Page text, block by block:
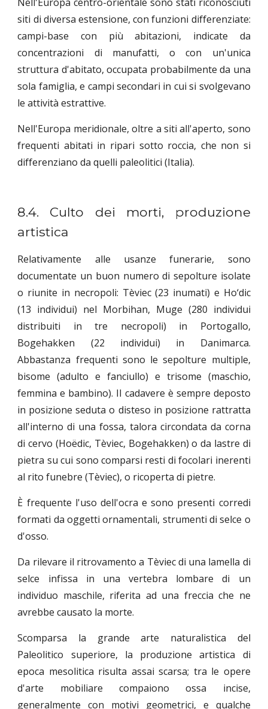
siti di diversa estensione, con funzioni differenziate:
campi-base con più abitazioni, indicate da
concentrazioni di manufatti, o con un'unica
struttura d'abitato, occupata probabilmente da una
sola famiglia, e campi secondari in cui si svolgevano
le attività estrattive.
Nell'Europa meridionale, oltre a siti all'aperto, sono
frequenti abitati in ripari sotto roccia, che non si
differenziano da quelli paleolitici (Italia).
8.4. Culto dei morti, produzione
artistica
Relativamente alle usanze funerarie, sono
documentate un buon numero di sepolture isolate
o riunite in necropoli: Tèviec (23 inumati) e Ho‘dic
(13 individui) nel Morbihan, Muge (280 individui
distribuiti in tre necropoli) in Portogallo,
Bogehakken (22 individui) in Danimarca.
Abbastanza frequenti sono le sepolture multiple,
bisome (adulto e fanciullo) e trisome (maschio,
femmina e bambino). Il cadavere è sempre deposto
in posizione seduta o disteso in posizione rattratta
all'interno di una fossa, talora circondata da corna
di cervo (Hoëdic, Tèviec, Bogehakken) o da lastre di
pietra su cui sono comparsi resti di focolari inerenti
al rito funebre (Tèviec), o ricoperta di pietre.
È frequente l'uso dell'ocra e sono presenti corredi
formati da oggetti ornamentali, strumenti di selce o
d'osso.
Da rilevare il ritrovamento a Tèviec di una lamella di
selce infissa in una vertebra lombare di un
individuo maschile, riferita ad una freccia che ne
avrebbe causato la morte.
Scomparsa la grande arte naturalistica del
Paleolitico superiore, la produzione artistica di
epoca mesolitica risulta assai scarsa; tra le opere
d'arte mobiliare compaiono ossa incise,
generalmente con motivi geometrici, e qualche